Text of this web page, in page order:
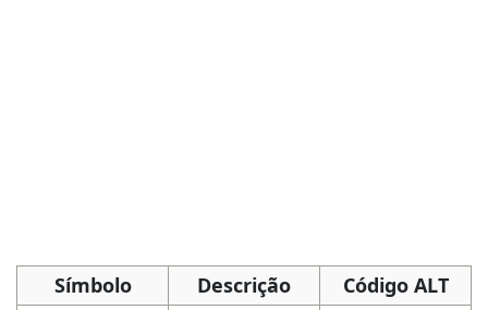
Símbolo Descrição
Código ALT